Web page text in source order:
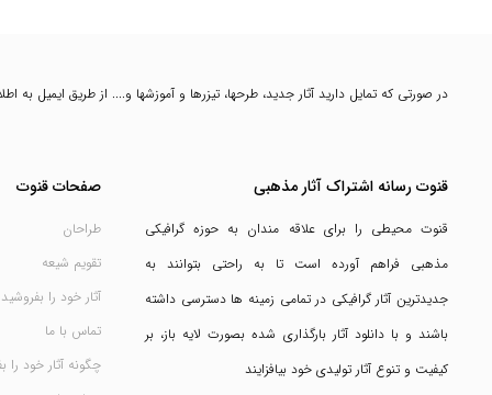
در صورتی که تمایل دارید آثار جدید، طرحها، تیزرها و آموزشها و.... از طریق ایمیل به
قنوت رسانه اشتراک آثار مذهبی
قنوت محیطی را برای علاقه مندان به حوزه گرافیکی
مذهبی فراهم آورده است تا به راحتی بتوانند به
جدیدترین آثار گرافیکی در تمامی زمینه ها دسترسی داشته
باشند و با دانلود آثار بارگذاری شده بصورت لایه باز، بر
کیفیت و تنوع آثار تولیدی خود بیافزایند
صفحات قنوت
طراحان
تقویم شیعه
آثار خود را بفروشید
تماس با ما
چگونه آثار خود را